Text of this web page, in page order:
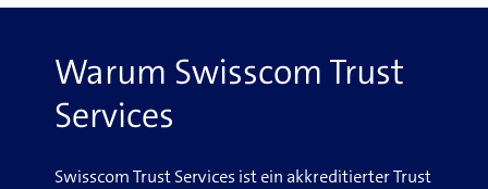
Warum Swisscom Trust
Services
Swisscom Trust Services ist ein akkreditierter Trust